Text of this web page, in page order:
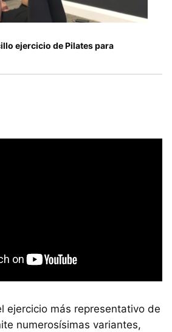
ejercicio de Pilates para
ejercicio más representativo de
numerosísimas variantes,